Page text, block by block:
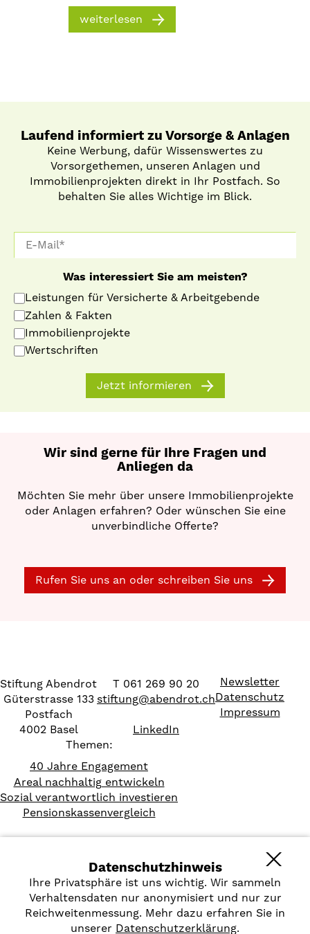
weiterlesen
Laufend informiert zu Vorsorge & Anlagen
Keine Werbung, dafür Wissenswertes zu
Vorsorgethemen, unseren Anlagen und
Immobilienprojekten direkt in Ihr Postfach. So
behalten Sie alles Wichtige im Blick.
Was interessiert Sie am meisten?
Leistungen für Versicherte & Arbeitgebende
Zahlen & Fakten
Immobilienprojekte
Wertschriften
Jetzt informieren
Wir sind gerne für Ihre Fragen und
Anliegen da
Möchten Sie mehr über unsere Immobilienprojekte
oder Anlagen erfahren? Oder wünschen Sie eine
unverbindliche Offerte?
Rufen Sie uns an oder schreiben Sie uns
Stiftung Abendrot
Güterstrasse 133
Postfach
4002 Basel
T 061 269 90 20
stiftung@abendrot.ch
LinkedIn
Newsletter
Datenschutz
Impressum
Themen:
40 Jahre Engagement
Areal nachhaltig entwickeln
Sozial verantwortlich investieren
Pensionskassenvergleich
Datenschutzhinweis
Ihre Privatsphäre ist uns wichtig. Wir sammeln
Verhaltensdaten nur anonymisiert und nur zur
Reichweitenmessung. Mehr dazu erfahren Sie in
unserer Datenschutzerklärung.